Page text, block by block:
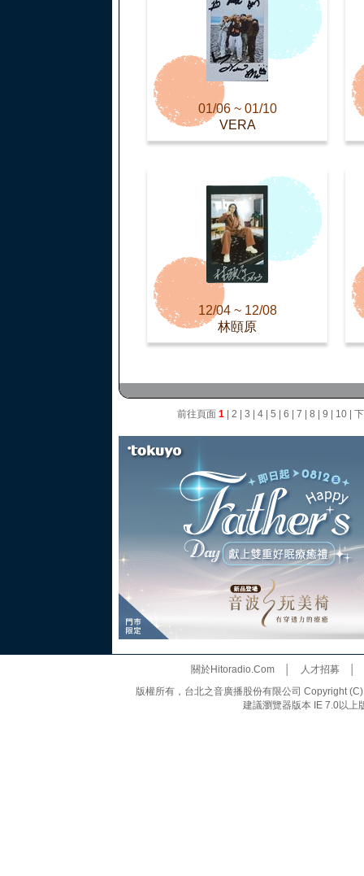
01/06 ~ 01/10
VERA
12/04 ~ 12/08
林頤原
前往頁面 1| 2 3 4| 5 6 7 8 9 10|
關於Hitoradio.Com│ 人才招募
版權所有，台北之音廣播股份有限公司 Copyright
建議瀏覽器版本 IE 7.0以上